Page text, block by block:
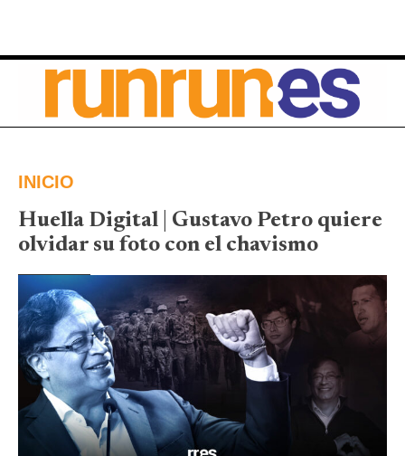
INICIO
Huella Digital | Gustavo Petro quiere
olvidar su foto con el chavismo